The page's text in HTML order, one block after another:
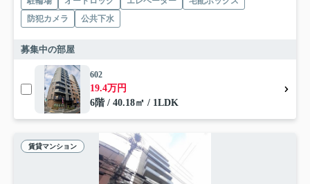
防犯カメラ
公共下水
募集中の部屋
602
19.4万円
6階 / 40.18㎡ / 1LDK
賃貸マンション